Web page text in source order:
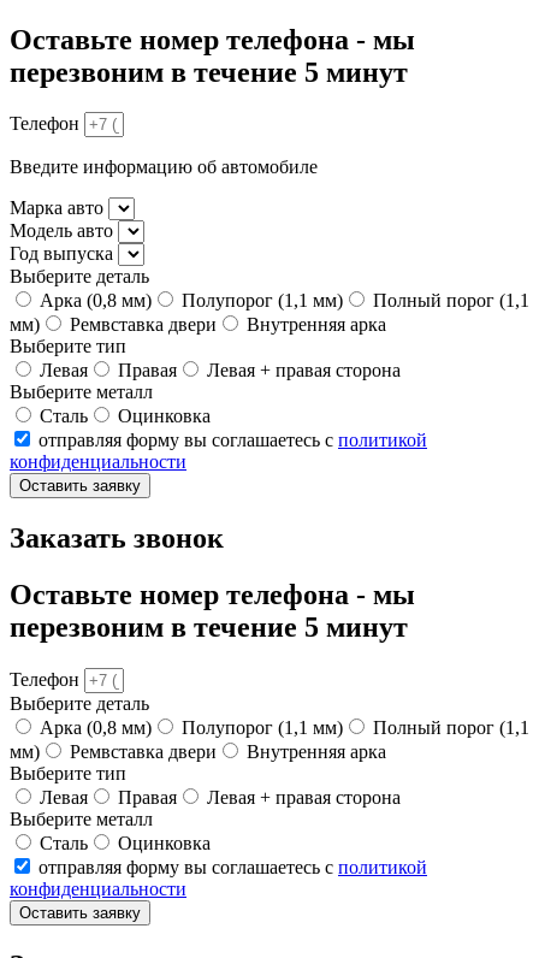
Оставьте номер телефона - мы
перезвоним в течение 5 минут
Телефон
Введите информацию об автомобиле
Марка авто
Модель авто
Год выпуска
Выберите деталь
Арка (0,8 мм)
Полупорог (1,1 мм)
Полный порог (1,1
мм)
Ремвставка двери
Внутренняя арка
Выберите тип
Левая
Правая
Левая + правая сторона
Выберите металл
Сталь
Оцинковка
отправляя форму вы соглашаетесь с политикой
конфиденциальности
Оставить заявку
Заказать звонок
Оставьте номер телефона - мы
перезвоним в течение 5 минут
Телефон
Выберите деталь
Арка (0,8 мм)
Полупорог (1,1 мм)
Полный порог (1,1
мм)
Ремвставка двери
Внутренняя арка
Выберите тип
Левая
Правая
Левая + правая сторона
Выберите металл
Сталь
Оцинковка
отправляя форму вы соглашаетесь с политикой
конфиденциальности
Оставить заявку